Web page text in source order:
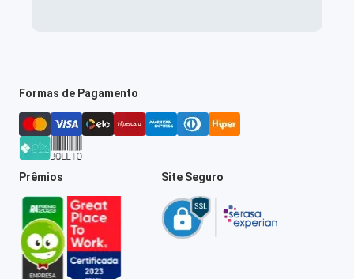
Formas de Pagamento
Prêmios Site Seguro